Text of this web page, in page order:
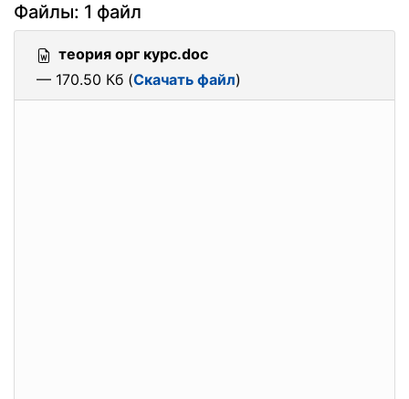
Файлы: 1 файл
теория орг курс.doc
— 170.50 Кб (Скачать файл)